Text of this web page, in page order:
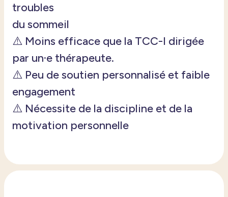
troubles
du sommeil
⚠️ Moins efficace que la TCC-I dirigée
par un·e thérapeute.
⚠️ Peu desoutien personnalisé et faible
engagement
⚠️ Nécessite de la discipline et de la
motivation personnelle